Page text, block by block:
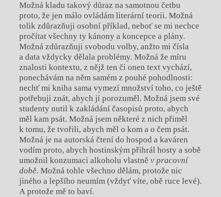
Možná kladu takový důraz na samotnou četbu
proto, že jen málo ovládám literární teorii. Možná
tolik zdůrazňuji osobní příklad, neboť se mi nechce
pročítat všechny ty kánony a koncepce a plány.
Možná zdůrazňuji svobodu volby, anžto mi čísla
a data vždycky dělala problémy. Možná že míru
znalosti kontextu, z nějž ten či onen text vychází,
ponechávám na něm samém z pouhé pohodlnosti:
nechť mi kniha sama vymezí množství toho, co ještě
potřebuji znát, abych jí porozuměl. Možná jsem své
studenty nutil k zakládání časopisů proto, abych
měl kam psát. Možná jsem některé z nich přiměl
k tomu, že tvořili, abych měl o kom a o čem psát.
Možná je na autorská čtení do hospod a kaváren
vodím proto, abych hostinským přihrál hosty a sobě
umožnil konzumaci alkoholu vlastně v pracovní
době. Možná tohle všechno dělám, protože nic
jiného a lepšího neumím (vždyť víte, obě ruce levé).
A protože mě to baví.